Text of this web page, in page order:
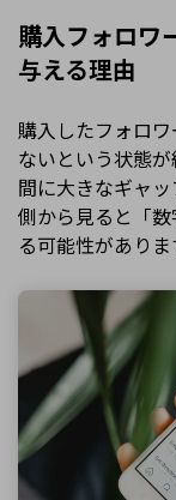
購入フォロワ
与える理由
購入したフォロ
ないという状態
間に大きなギャ
側から見ると「
る可能性がありま